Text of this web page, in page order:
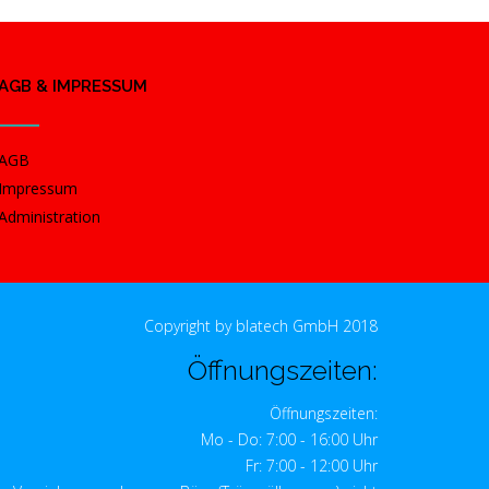
& IMPRESSUM
Copyright by blatech GmbH 2018
Öffnungszeiten:
Öffnungszeiten:
Mo - Do: 7:00 - 16:00 Uhr
Fr: 7:00 - 12:00 Uhr